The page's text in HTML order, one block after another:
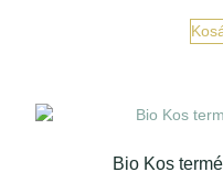
Bio Kos